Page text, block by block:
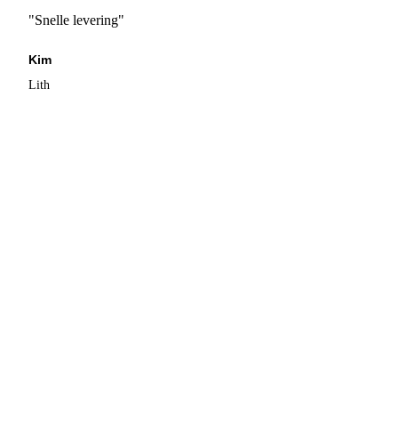
"Snelle levering"
Kim
Lith